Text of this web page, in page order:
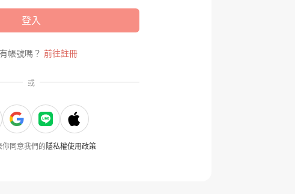
登入
帳號嗎？ 前往註冊
或
你同意我們的 隱私權使用政策